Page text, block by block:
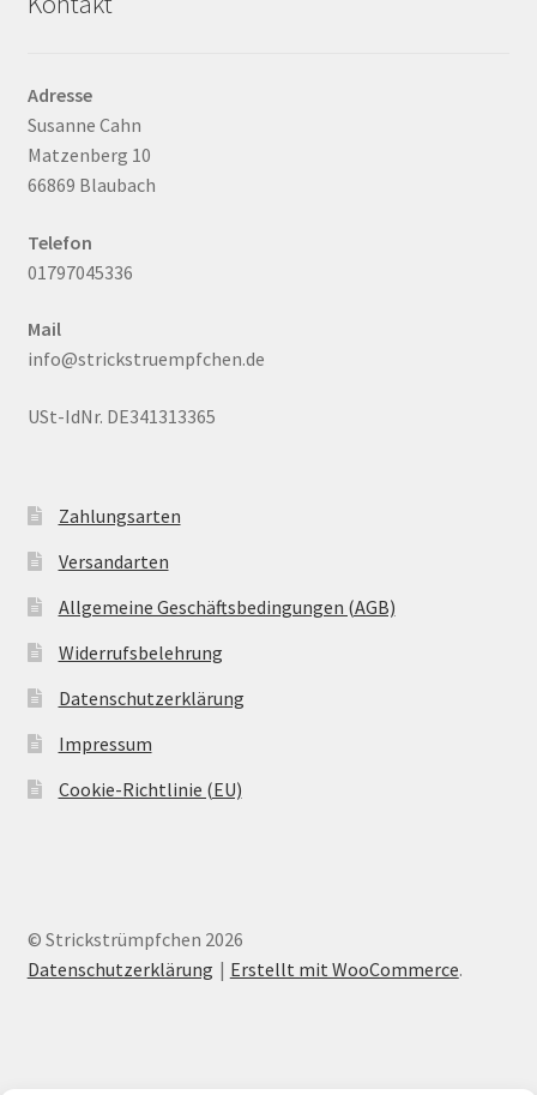
Adresse
Susanne Cahn
Matzenberg 10
66869 Blaubach
Telefon
01797045336
Mail
info@strickstruempfchen.de
USt-IdNr. DE341313365
Zahlungsarten
Versandarten
Allgemeine Geschäftsbedingungen (AGB)
Widerrufsbelehrung
Datenschutzerklärung
Impressum
Cookie-Richtlinie (EU)
© Strickstrümpfchen 2026
Datenschutzerklärung
Erstellt mit WooCommerce.